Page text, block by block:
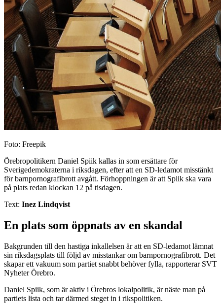
Foto: Freepik
Örebropolitikern Daniel Spiik kallas in som ersättare för
Sverigedemokraterna i riksdagen, efter att en SD-ledamot misstänkt
för barnpornografibrott avgått. Förhoppningen är att Spiik ska vara
på plats redan klockan 12 på tisdagen.
Text: Inez Lindqvist
En plats som öppnats av en skandal
Bakgrunden till den hastiga inkallelsen är att en SD-ledamot lämnat
sin riksdagsplats till följd av misstankar om barnpornografibrott. Det
skapar ett vakuum som partiet snabbt behöver fylla, rapporterar SVT
Nyheter Örebro.
Daniel Spiik, som är aktiv i Örebros lokalpolitik, är näste man på
partiets lista och tar därmed steget in i rikspolitiken.